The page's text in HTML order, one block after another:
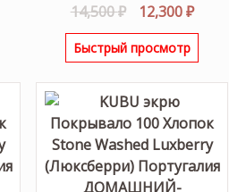
14,500₽
цена
составляла
12,300₽
Быстрый просмотр